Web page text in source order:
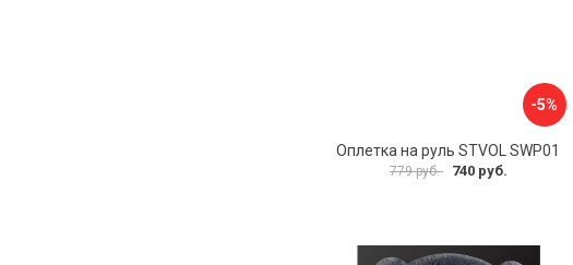
-5%
Оплетка на руль STVOL SWP01
779 руб. 740 руб.